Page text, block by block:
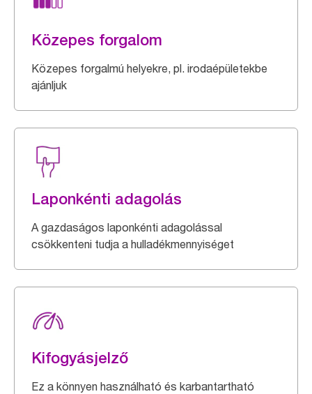
Közepes forgalom
Közepes forgalmú helyekre, pl. irodaépületekbe
ajánljuk
Laponkénti adagolás
A gazdaságos laponkénti adagolással
csökkenteni tudja a hulladékmennyiséget
Kifogyásjelző
Ez a könnyen használható és karbantartható